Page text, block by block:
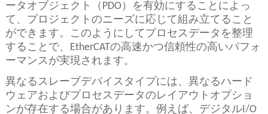
ータオブジェクト（PDO）を有効にすることによっ
て、プロジェクトのニーズに応じて組み立てること
ができます。このようにしてプロセスデータを整理
することで、EtherCATの高速かつ信頼性の高いパフォ
ーマンスが実現されます。
異なるスレーブデバイスタイプには、異なるハード
ウェアおよびプロセスデータのレイアウトオプショ
ンが存在する場合があります。例えば、デジタルI/O